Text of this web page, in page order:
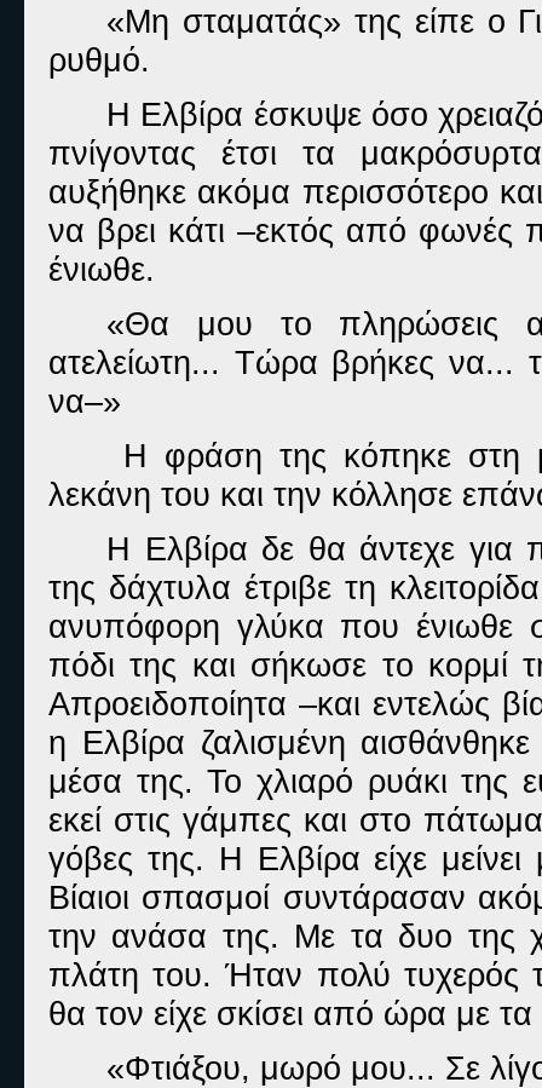
«Μη σταματάς» της είπε ο
ρυθμό.
Η Ελβίρα έσκυψε όσο
πνίγοντας έτσι τα
αυξήθηκε ακόμα περισσότερο
να βρει κάτι –εκτός από φωνές
ένιωθε.
«Θα μου το πληρώσεις
ατελείωτη... Τώρα βρήκες
να–»
Η φράση της κόπηκε στη
λεκάνη του και την κόλλησε
Η Ελβίρα δε θα άντεχε για
της δάχτυλα έτριβε τη
ανυπόφορη γλύκα που ένιωθε
πόδι της και σήκωσε το κορμί
Απροειδοποίητα –και εντελώς
η Ελβίρα ζαλισμένη
μέσα της. Το χλιαρό ρυάκι της
εκεί στις γάμπες και στο
γόβες της. Η Ελβίρα είχε
Βίαιοι σπασμοί συντάρασαν
την ανάσα της. Με τα δυο της
πλάτη του. Ήταν πολύ τυχερός
θα τον είχε σκίσει από ώρα με
«Φτιάξου, μωρό μου... Σε